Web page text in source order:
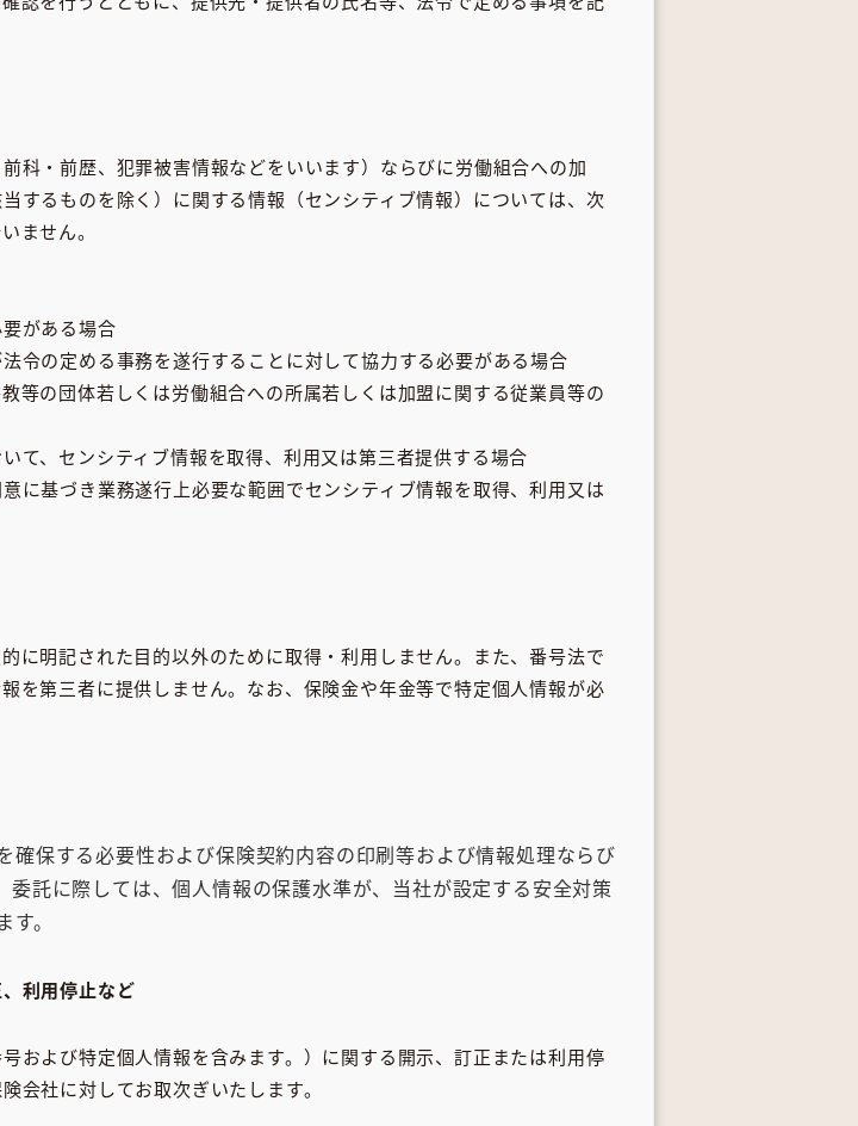
科・前歴、犯罪被害情報などをいいます）ならびに労働組合への加
するものを除く）に関する情報（センシティブ情報）については、次
ません。
がある場合
令の定める事務を遂行することに対して協力する必要がある場合
の団体若しくは労働組合への所属若しくは加盟に関する従業員等の
、センシティブ情報を取得、利用又は第三者提供する場合
基づき業務遂行上必要な範囲でセンシティブ情報を取得、利用又は
に明記された目的以外のために取得・利用しません。また、番号法で
を第三者に提供しません。なお、保険金や年金等で特定個人情報が必
保する必要性および保険契約内容の印刷等および情報処理ならび
託に際しては、個人情報の保護水準が、当社が設定する安全対策
。
利用停止など
および特定個人情報を含みます。）に関する開示、訂正または利用停
会社に対してお取次ぎいたします。